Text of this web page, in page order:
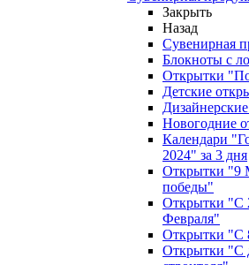
Закрыть
Назад
Сувенирная
Блокноты с
Открытки
Детские
Новогодние
Календари
2024" за 3 дня
Открытки "9
победы"
Открытки "С
Февраля"
Открытки "С
Открытки "С